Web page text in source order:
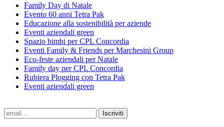
Family Day di Natale
Evento 60 anni Tetra Pak
Educazione alla sostenibilità per aziende
Eventi aziendali green
Spazio bimbi per CPL Concordia
Eventi Family & Friends per Marchesini Group
Eco-feste aziendali per Natale
Family day per CPL Concordia
Rubiera Plogging con Tetra Pak
Eventi aziendali green